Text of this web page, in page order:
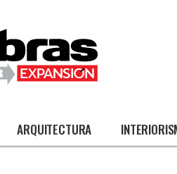
ARQUITECTURA